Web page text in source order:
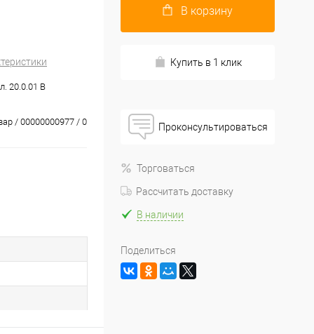
20.0.01 В
/ 00000000977 / 0
В корзину
Купить в 1 клик
Проконсультироваться
Торговаться
Рассчитать доставку
В наличии
Поделиться